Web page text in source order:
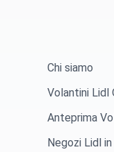
Chi siamo
Volantini Lidl
Anteprima
Negozi Lidl